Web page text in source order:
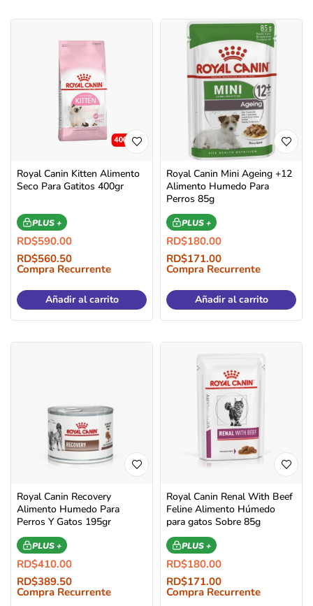
Royal Canin Kitten Alimento
Seco Para Gatitos 400gr
PLUS +
RD$590.00
RD$560.50
Compra Recurrente
Añadir al carrito
Royal Canin Mini Ageing +12
Alimento Humedo Para
Perros 85g
PLUS +
RD$180.00
RD$171.00
Compra Recurrente
Añadir al carrito
Royal Canin Recovery
Alimento Humedo Para
Perros Y Gatos 195gr
PLUS +
RD$410.00
RD$389.50
Compra Recurrente
Royal Canin Renal With Beef
Feline Alimento Húmedo
para gatos Sobre 85g
PLUS +
RD$180.00
RD$171.00
Compra Recurrente